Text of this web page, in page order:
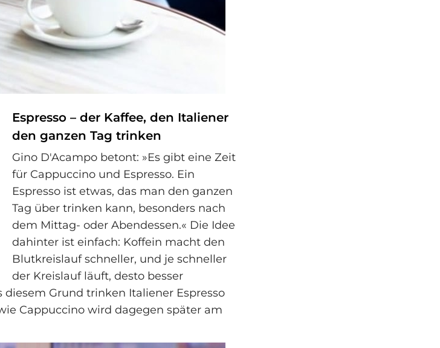
Espresso – der Kaffee, den Italiener
den ganzen Tag trinken
Gino D'Acampo betont: »Es gibt eine Zeit
für Cappuccino und Espresso. Ein
Espresso ist etwas, das man den ganzen
Tag über trinken kann, besonders nach
dem Mittag- oder Abendessen.« Die Idee
dahinter ist einfach: Koffein macht den
Blutkreislauf schneller, und je schneller
der Kreislauf läuft, desto besser
Grund trinken Italiener Espresso
Cappuccino wird dagegen später am